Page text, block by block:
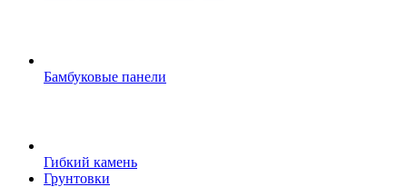
Бамбуковые панели
Гибкий камень
Грунтовки